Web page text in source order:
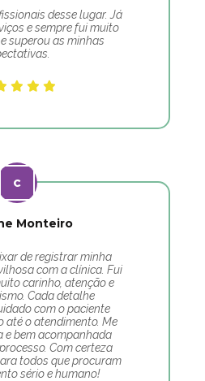
desse lugar. Já
e sempre fui muito
superou as minhas
Monteiro
de registrar minha
com a clínica. Fui
carinho, atenção e
Cada detalhe
com o paciente
até o atendimento. Me
e bem acompanhada
Com certeza
todos que procuram
sério e humano!